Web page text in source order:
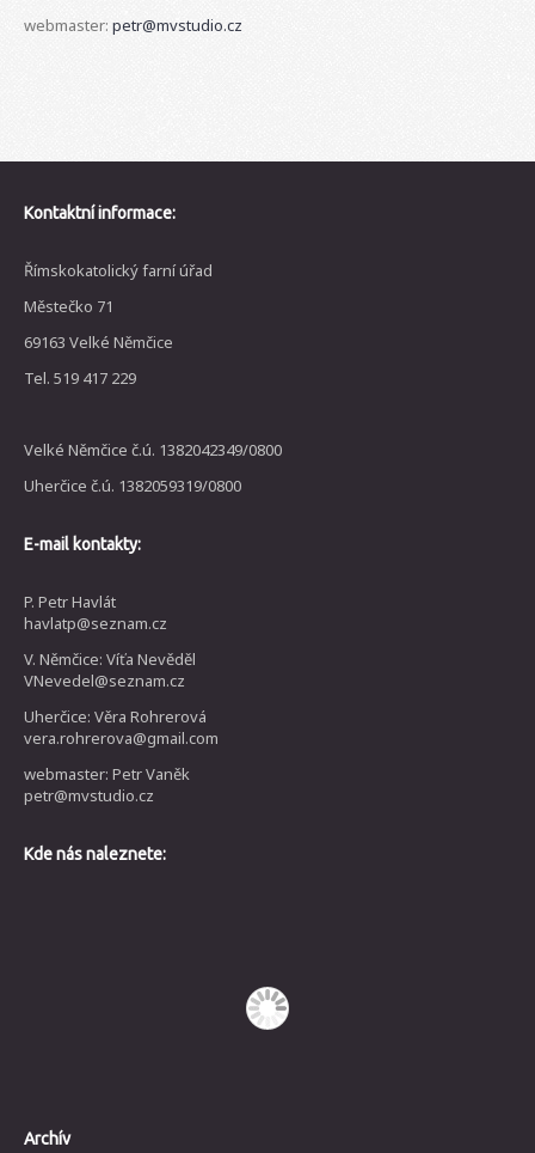
webmaster: petr@mvstudio.cz
Kontaktní informace:
Římskokatolický farní úřad
Městečko 71
69163 Velké Němčice
Tel. 519 417 229
Velké Němčice č.ú. 1382042349/0800
Uherčice č.ú. 1382059319/0800
E-mail kontakty:
P. Petr Havlát
havlatp@seznam.cz
V. Němčice: Víťa Nevěděl
VNevedel@seznam.cz
Uherčice: Věra Rohrerová
vera.rohrerova@gmail.com
webmaster: Petr Vaněk
petr@mvstudio.cz
Kde nás naleznete:
Archív